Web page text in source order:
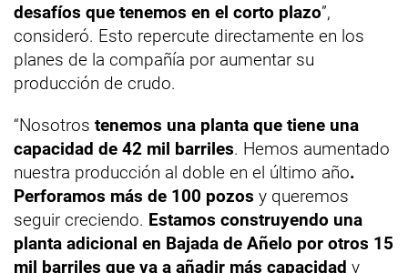
desafíos que tenemos en el corto plazo”,
consideró. Esto repercute directamente en los
planes de la compañía por aumentar su
producción de crudo.
“Nosotros tenemos una planta que tiene una
capacidad de 42 mil barriles. Hemos aumentado
nuestra producción al doble en el último año.
Perforamos más de 100 pozos y queremos
seguir creciendo. Estamos construyendo una
planta adicional en Bajada de Añelo por otros 15
mil barriles que va a añadir más capacidad y